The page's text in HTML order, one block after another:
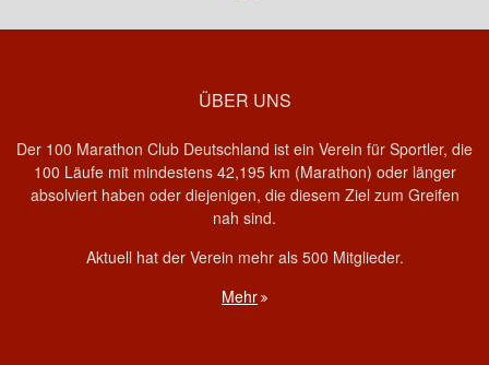
ÜBER UNS
Der 100 Marathon Club Deutschland ist ein Verein für Sportler, die
100 Läufe mit mindestens 42,195 km (Marathon) oder länger
absolviert haben oder diejenigen, die diesem Ziel zum Greifen
nah sind.
Aktuell hat der Verein mehr als 500 Mitglieder.
Mehr